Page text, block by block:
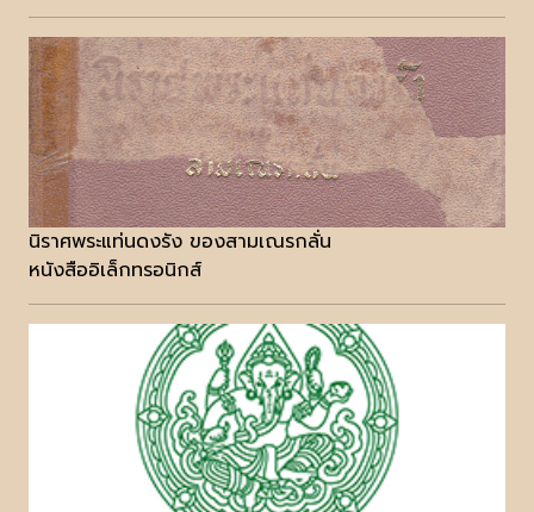
นิราศพระแท่นดงรัง ของสามเณรกลั่น
หนังสืออิเล็กทรอนิกส์